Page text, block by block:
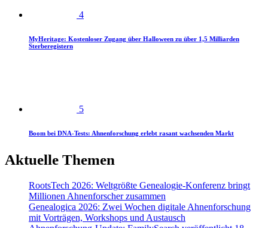
4
MyHeritage: Kostenloser Zugang über Halloween zu über 1,5 Milliarden
Sterberegistern
5
Boom bei DNA-Tests: Ahnenforschung erlebt rasant wachsenden Markt
Aktuelle Themen
RootsTech 2026: Weltgrößte Genealogie-Konferenz bringt
Millionen Ahnenforscher zusammen
Genealogica 2026: Zwei Wochen digitale Ahnenforschung
mit Vorträgen, Workshops und Austausch